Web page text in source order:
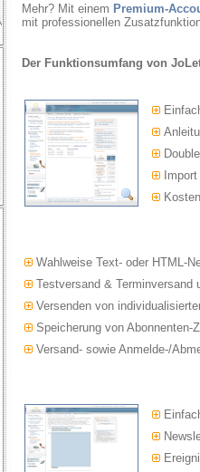
Mehr? Mit einem Premium-
mit professionellen
Der Funktionsumfang von
Wahlweise Text- oder HTML-
Testversand & Terminversand
Versenden von
Speicherung von Abonnenten-
Versand- sowie Anmelde-/